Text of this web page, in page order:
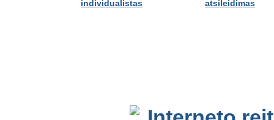
individualistas
atsileidimas